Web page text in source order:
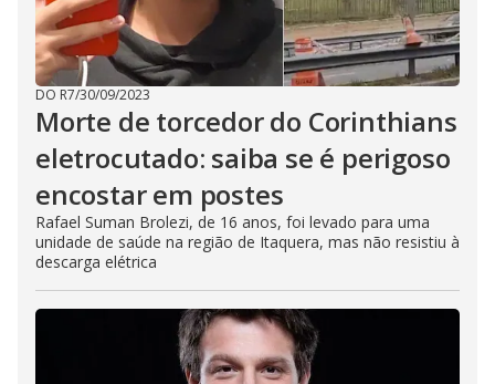
DO R7/30/09/2023
Morte de torcedor do Corinthians
eletrocutado: saiba se é perigoso
encostar em postes
Rafael Suman Brolezi, de 16 anos, foi levado para uma
unidade de saúde na região de Itaquera, mas não resistiu à
descarga elétrica